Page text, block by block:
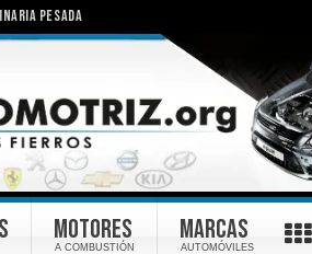
PESADA
MOTORES
A COMBUSTIÓN
MARCAS
AUTOMÓVILES